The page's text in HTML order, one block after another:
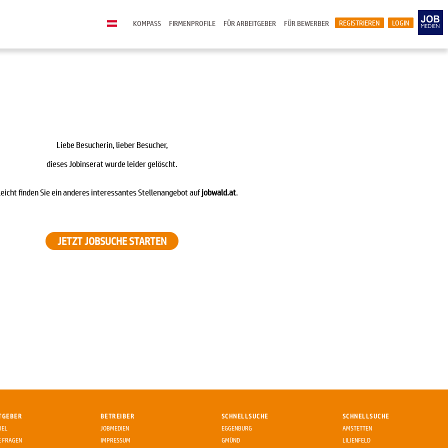
LOGIN
REGISTRIEREN
FÜR BEWERBER
FÜR ARBEITGEBER
FIRMENPROFILE
KOMPASS
Liebe Besucherin, lieber Besucher,
dieses Jobinserat wurde leider gelöscht.
finden Sie ein anderes interessantes Stellenangebot aufjobwald.at
JETZT JOBSUCHE STARTEN
FRAGEN
BETREIBER
JOBMEDIEN
IMPRESSUM
SCHNELLSUCHE
EGGENBURG
GMÜND
SCHNELLSUCHE
AMSTETTEN
LILIENFELD